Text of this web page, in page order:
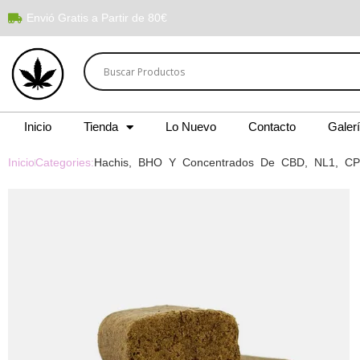
Envió Gratis a Partir de 80€
Inicio Tienda Lo Nuevo Contacto
InicioCategories:Hachis, BHO Y Concentrados De CBD, NL1,